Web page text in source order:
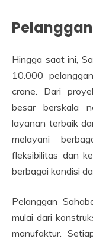
Hingga saat ini,
10.000
crane. Dari
besar berskala
layanan terbaik
melayani
fleksibilitas dan
berbagai kondisi
Pelanggan
mulai dari
manufaktur.